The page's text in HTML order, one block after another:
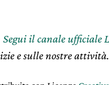
Segui il canale ufficiale
e sulle nostre attività.